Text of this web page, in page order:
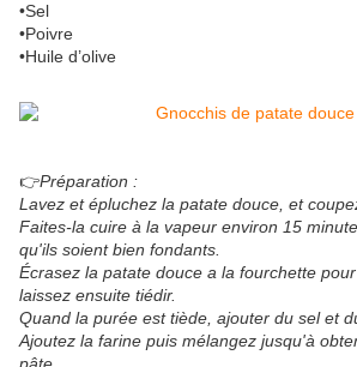
•Sel
•Poivre
•Huile d’olive
👉Préparation :
Lavez et épluchez la patate douce, et
Faites-la cuire à la vapeur environ 15
qu'ils soient bien fondants.
Écrasez la patate douce a la fourchette
laissez ensuite tiédir.
Quand la purée est tiède, ajouter du sel et
Ajoutez la farine puis mélangez jusqu'à